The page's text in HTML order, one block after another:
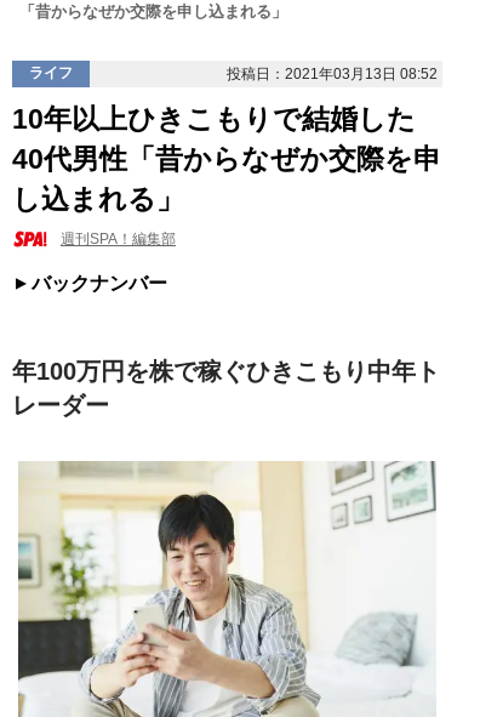
「昔からなぜか交際を申し込まれる」
ライフ 投稿日：2021年03月13日 08:52
10年以上ひきこもりで結婚した
40代男性「昔からなぜか交際を申
し込まれる」
週刊SPA！編集部
バックナンバー
年100万円を株で稼ぐひきこもり中年ト
レーダー